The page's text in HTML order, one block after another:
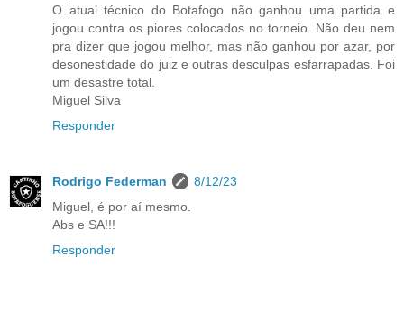
O atual técnico do Botafogo não ganhou uma partida e
jogou contra os piores colocados no torneio. Não deu nem
pra dizer que jogou melhor, mas não ganhou por azar, por
desonestidade do juiz e outras desculpas esfarrapadas. Foi
um desastre total.
Miguel Silva
Responder
Rodrigo Federman
8/12/23
Miguel, é por aí mesmo.
Abs e SA!!!
Responder